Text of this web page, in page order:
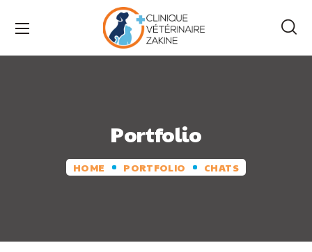
Portfolio
HOME PORTFOLIO CHATS